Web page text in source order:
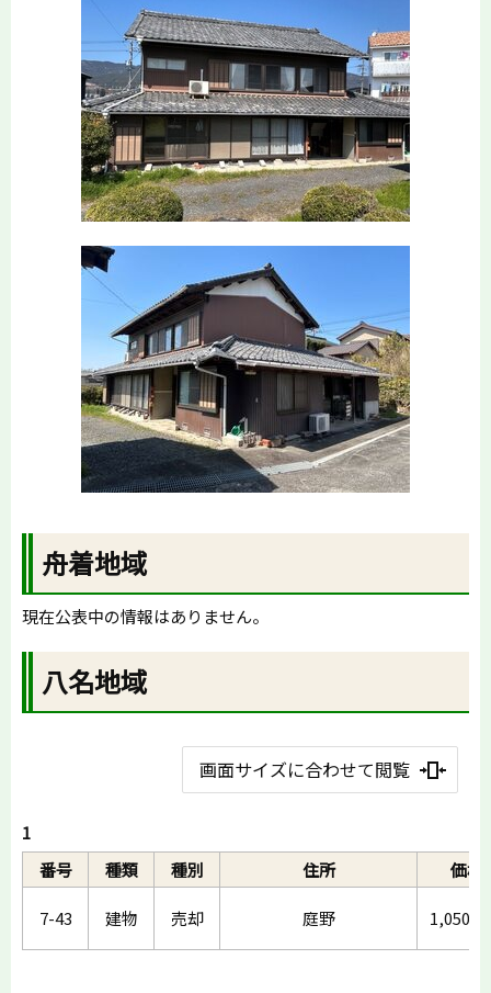
舟着地域
現在公表中の情報はありません。
八名地域
画面サイズに合わせて閲覧
1
番号
種類 種別 住所 価格
7-43 建物 売却 庭野 1,050万